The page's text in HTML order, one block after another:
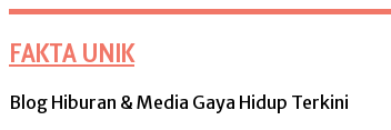
FAKTA UNIK
Blog Hiburan & Media Gaya Hidup Terkini